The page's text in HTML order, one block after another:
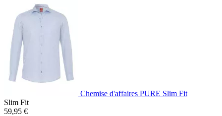
Chemise d'affaires PURE Slim Fit
Slim Fit
59,95 €